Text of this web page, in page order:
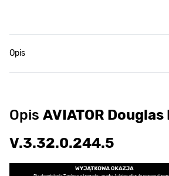
Opis
Opis AVIATOR Douglas
V.3.32.0.244.5